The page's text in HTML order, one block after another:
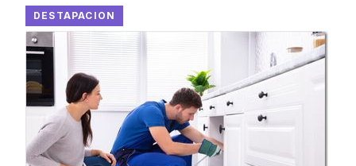
DESTAPACION